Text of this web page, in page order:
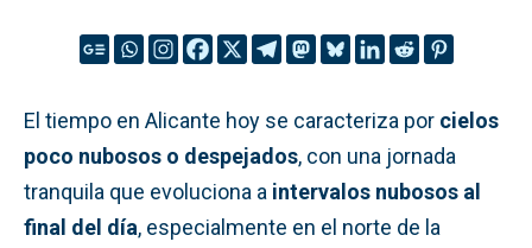
El tiempo en Alicante hoy se caracteriza por cielos
poco nubosos o despejados, con una jornada
tranquila que evoluciona a intervalos nubosos al
final del día, especialmente en el norte de la